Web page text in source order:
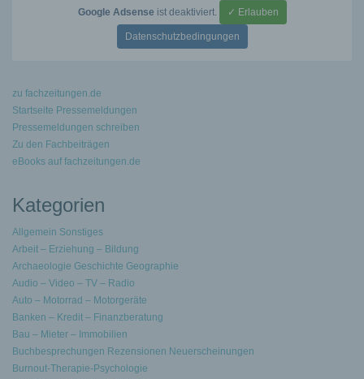
Google Adsense ist deaktiviert. ✓ Erlauben
Datenschutzbedingungen
zu fachzeitungen.de
Startseite Pressemeldungen
Pressemeldungen schreiben
Zu den Fachbeiträgen
eBooks auf fachzeitungen.de
Kategorien
Allgemein Sonstiges
Arbeit – Erziehung – Bildung
Archaeologie Geschichte Geographie
Audio – Video – TV – Radio
Auto – Motorrad – Motorgeräte
Banken – Kredit – Finanzberatung
Bau – Mieter – Immobilien
Buchbesprechungen Rezensionen Neuerscheinungen
Burnout-Therapie-Psychologie